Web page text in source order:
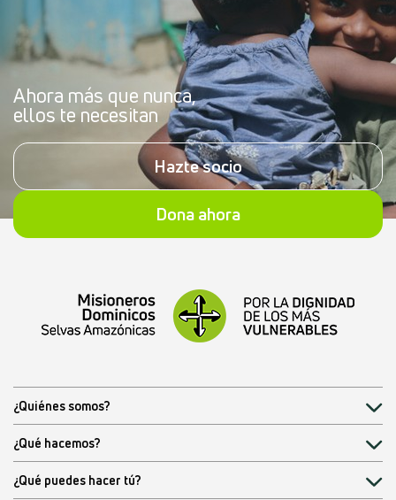
Ahora más que nunca,
ellos te necesitan
Hazte socio
Dona ahora
¿Quiénes somos?
¿Qué hacemos?
¿Qué puedes hacer tú?